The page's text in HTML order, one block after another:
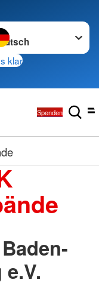
wechseln zu
klar
Spenden